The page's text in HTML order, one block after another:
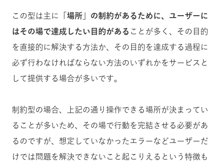
この型は主に
「場所」の制約があるために、ユーザーに
はその場で達成したい目的がある ことが多く、その目的
を直接的に解決する方法か、その目的を達成する過程に
必ず行わなければならない方法のいずれかをサービスと
して提供する場合が多いです。
制約型の場合、上記の通り操作できる場所が決まってい
ることが多いため、その場で行動を完結させる必要があ
るのですが、想定していなかったエラーなどユーザーだ
けでは問題を解決できないこと起こりえるという特徴も